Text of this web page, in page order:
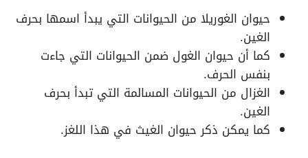
حيوان الغوريلا من الحيوانات التي يبدأ اسمها بحرف
الغين.
كما أن حيوان الغول ضمن الحيوانات التي جاءت
بنفس الحرف.
الغزال من الحيوانات المسالمة التي تبدأ بحرف
الغين.
كما يمكن ذكر حيوان الغيث في هذا اللغز.